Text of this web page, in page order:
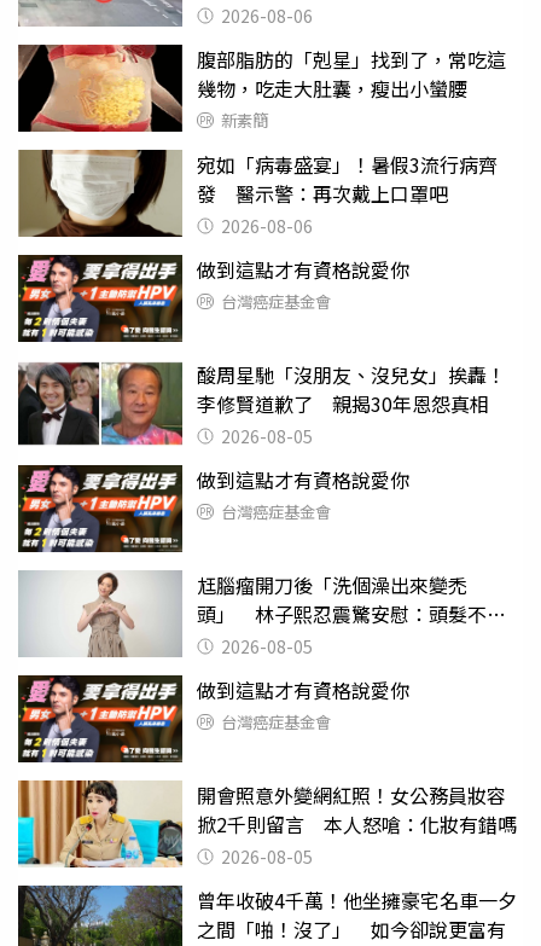
2026-08-06
腹部脂肪的「剋星」找到了，常吃這
幾物，吃走大肚囊，瘦出小蠻腰
新素簡
宛如「病毒盛宴」！暑假3流行病齊
發 醫示警：再次戴上口罩吧
2026-08-06
做到這點才有資格說愛你
台灣癌症基金會
酸周星馳「沒朋友、沒兒女」挨轟！
李修賢道歉了 親揭30年恩怨真相
2026-08-05
做到這點才有資格說愛你
台灣癌症基金會
尪腦瘤開刀後「洗個澡出來變禿
頭」 林子熙忍震驚安慰：頭髮不重
要 2026-08-05
做到這點才有資格說愛你
台灣癌症基金會
開會照意外變網紅照！女公務員妝容
掀2千則留言 本人怒嗆：化妝有錯嗎
2026-08-05
曾年收破4千萬！他坐擁豪宅名車一夕
之間「啪！沒了」 如今卻說更富有